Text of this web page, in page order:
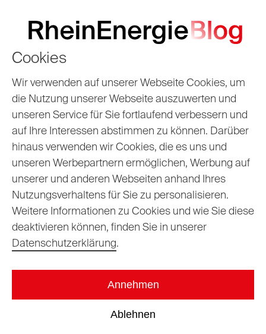
Cookies
Wir verwenden auf unserer Webseite Cookies, um
die Nutzung unserer Webseite auszuwerten und
unseren Service für Sie fortlaufend verbessern und
auf Ihre Interessen abstimmen zu können. Darüber
hinaus verwenden wir Cookies, die es uns und
unseren Werbepartnern ermöglichen, Werbung auf
unserer und anderen Webseiten anhand Ihres
Nutzungsverhaltens für Sie zu personalisieren.
Weitere Informationen zu Cookies und wie Sie diese
deaktivieren können, finden Sie in unserer
Datenschutzerklärung.
Annehmen
Ablehnen
Verkehrswende
kommt per
Elektrobus:
RheinNetz installiert
56-Tonnen-
Trafostation